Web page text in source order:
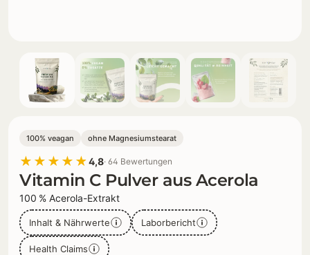
100% veagan ohne Magnesiumstearat
★★★★★ 4,8· 64 Bewertungen
Vitamin C Pulver aus Acerola
100 % Acerola-Extrakt
Inhalt & Nährwerte Laborbericht
Health Claims